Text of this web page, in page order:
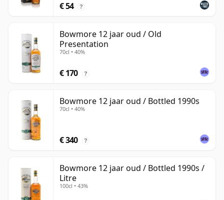
€ 54 ?
Bowmore 12 jaar oud / Old
Presentation
70cl • 40%
€ 170 ?
Bowmore 12 jaar oud / Bottled 1990s
70cl • 40%
€ 340 ?
Bowmore 12 jaar oud / Bottled 1990s /
Litre
100cl • 43%